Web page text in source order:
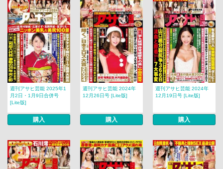
週刊アサヒ芸能 2025年1
月2日・1月9日合併号
[Lite版]
購入
週刊アサヒ芸能 2024年
12月26日号 [Lite版]
購入
週刊アサヒ芸能 2024年
12月19日号 [Lite版]
購入